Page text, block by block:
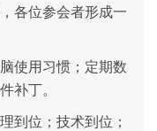
各位参会者形成一
使用习惯； 定期数
补丁。
到位； 技术到位；